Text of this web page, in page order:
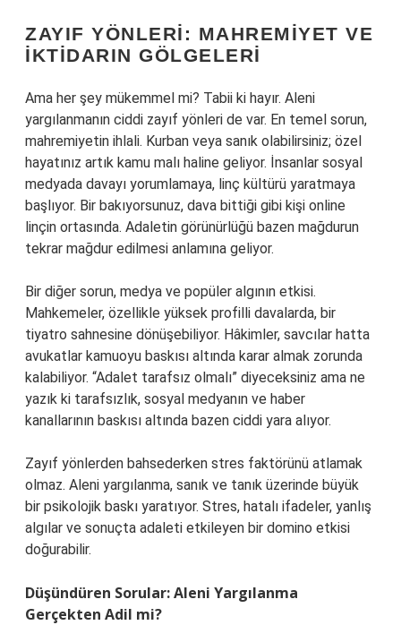
ZAYIF YÖNLERI: MAHREMIYET VE
İKTIDARIN GÖLGELERI
Ama her şey mükemmel mi? Tabii ki hayır. Aleni
yargılanmanın ciddi zayıf yönleri de var. En temel sorun,
mahremiyetin ihlali. Kurban veya sanık olabilirsiniz; özel
hayatınız artık kamu malı haline geliyor. İnsanlar sosyal
medyada davayı yorumlamaya, linç kültürü yaratmaya
başlıyor. Bir bakıyorsunuz, dava bittiği gibi kişi online
linçin ortasında. Adaletin görünürlüğü bazen mağdurun
tekrar mağdur edilmesi anlamına geliyor.
Bir diğer sorun, medya ve popüler algının etkisi.
Mahkemeler, özellikle yüksek profilli davalarda, bir
tiyatro sahnesine dönüşebiliyor. Hâkimler, savcılar hatta
avukatlar kamuoyu baskısı altında karar almak zorunda
kalabiliyor. “Adalet tarafsız olmalı” diyeceksiniz ama ne
yazık ki tarafsızlık, sosyal medyanın ve haber
kanallarının baskısı altında bazen ciddi yara alıyor.
Zayıf yönlerden bahsederken stres faktörünü atlamak
olmaz. Aleni yargılanma, sanık ve tanık üzerinde büyük
bir psikolojik baskı yaratıyor. Stres, hatalı ifadeler, yanlış
algılar ve sonuçta adaleti etkileyen bir domino etkisi
doğurabilir.
Düşündüren Sorular: Aleni Yargılanma
Gerçekten Adil mi?